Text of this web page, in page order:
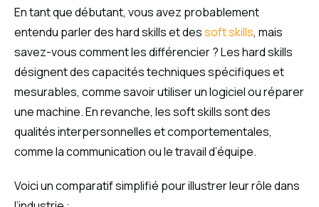
En tant que débutant, vous avez probablement
entendu parler des hard skills et dessoft skills, mais
savez-vous comment les différencier ? Les hard skills
désignent des capacités techniques spécifiques et
mesurables, comme savoir utiliser un logiciel ou réparer
une machine. En revanche, les soft skills sont des
qualités interpersonnelles et comportementales,
comme la communication ou le travail d’équipe.
Voici un comparatif simplifié pour illustrer leur rôle dans